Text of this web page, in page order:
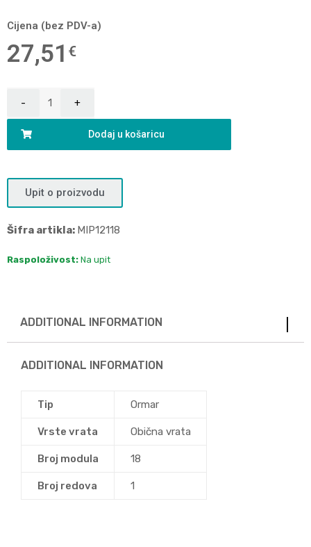
Cijena (bez PDV-a)
27,51 €
Dodaj u košaricu
Upit o proizvodu
Šifra artikla: MIP12118
Raspoloživost: Na upit
ADDITIONAL INFORMATION
ADDITIONAL INFORMATION
Tip Ormar
Vrste vrata Obična vrata
Broj modula 18
Broj redova 1